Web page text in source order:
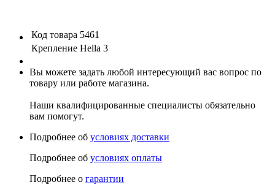
Код товара 5461
Крепление Hella 3
Вы можете задать любой интересующий вас вопрос по
товару или работе магазина.
Наши квалифицированные специалисты обязательно
вам помогут.
Подробнее об условиях доставки
Подробнее об условиях оплаты
Подробнее о гарантии